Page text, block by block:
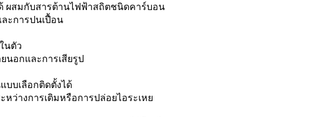
ผสมกับสารต้านไฟฟ้าสถิตชนิดคาร์บอน
ะการปนเปื้อน
นตัว
นอกและการเสียรูป
บบเลือกติดตั้งได้
ว่างการเติมหรือการปล่อยไอระเหย